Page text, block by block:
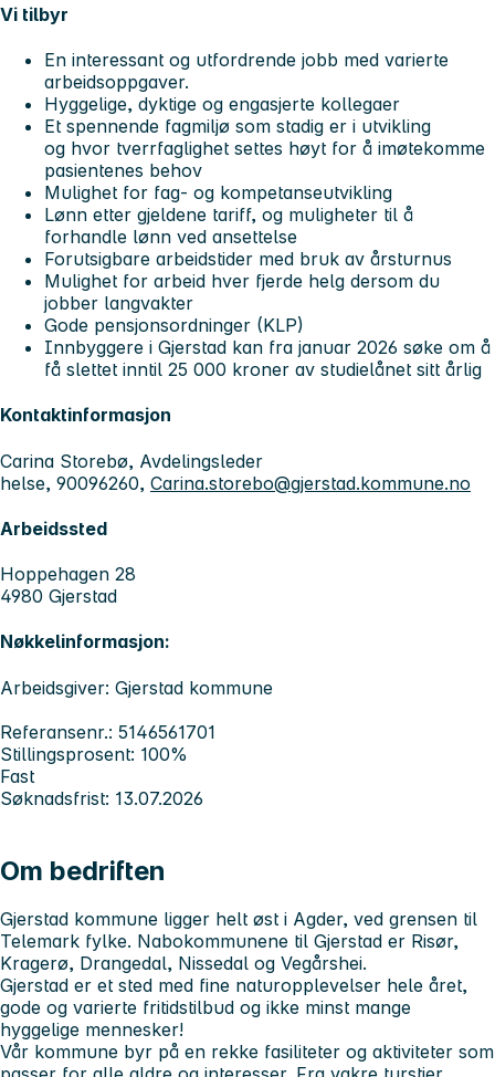
Vi tilbyr
En interessant og utfordrende jobb med varierte
arbeidsoppgaver.
Hyggelige, dyktige og engasjerte kollegaer
Et spennende fagmiljø som stadig er i utvikling
og hvor tverrfaglighet settes høyt for å imøtekomme
pasientenes behov
Mulighet for fag- og kompetanseutvikling
Lønn etter gjeldene tariff, og muligheter til å
forhandle lønn ved ansettelse
Forutsigbare arbeidstider med bruk av årsturnus
Mulighet for arbeid hver fjerde helg dersom du
jobber langvakter
Gode pensjonsordninger (KLP)
Innbyggere i Gjerstad kan fra januar 2026 søke om å
få slettet inntil 25 000 kroner av studielånet sitt årlig
Kontaktinformasjon
Carina Storebø, Avdelingsleder
helse, 90096260, Carina.storebo@gjerstad.kommune.no
Arbeidssted
Hoppehagen 28
4980 Gjerstad
Nøkkelinformasjon:
Arbeidsgiver: Gjerstad kommune
Referansenr.: 5146561701
Stillingsprosent: 100%
Fast
Søknadsfrist: 13.07.2026
Om bedriften
Gjerstad kommune ligger helt øst i Agder, ved grensen til
Telemark fylke. Nabokommunene til Gjerstad er Risør,
Kragerø, Drangedal, Nissedal og Vegårshei.
Gjerstad er et sted med fine naturopplevelser hele året,
gode og varierte fritidstilbud og ikke minst mange
hyggelige mennesker!
Vår kommune byr på en rekke fasiliteter og aktiviteter som